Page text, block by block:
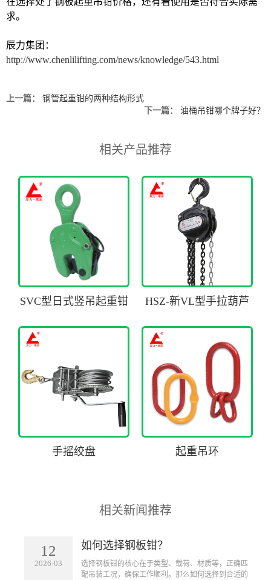
求。
辰力集团：
http://www.chenlilifting.com/news/knowledge/543.html
上一篇：
钢管起重钳的两种结构形式
下一篇：
油桶吊钳哪个牌子好？
相关产品推荐
SVC型日式竖吊起重钳 HSZ-新VL型手拉葫芦
手摇绞盘 起重吊环
相关新闻推荐
12
2026-03
如何选择钢板钳？
​选择钢板钳的核心在于类型、载荷、材质等，正确匹
配吊装工况，确保工作顺利。那么如何选择到合适的